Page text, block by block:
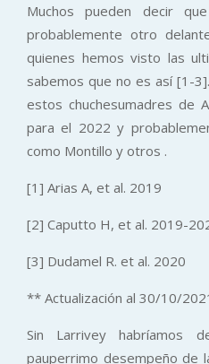
Muchos pueden decir
probablemente otro
quienes hemos visto las
sabemos que no es así [1-
estos chuchesumadres de
para el 2022 y
como Montillo y otros .
[1] Arias A, et al. 2019
[2] Caputto H, et al. 2019-
[3] Dudamel R. et al. 2020
** Actualización al 30/10/
Sin Larrivey habríamos
pauperrimo desempeño de